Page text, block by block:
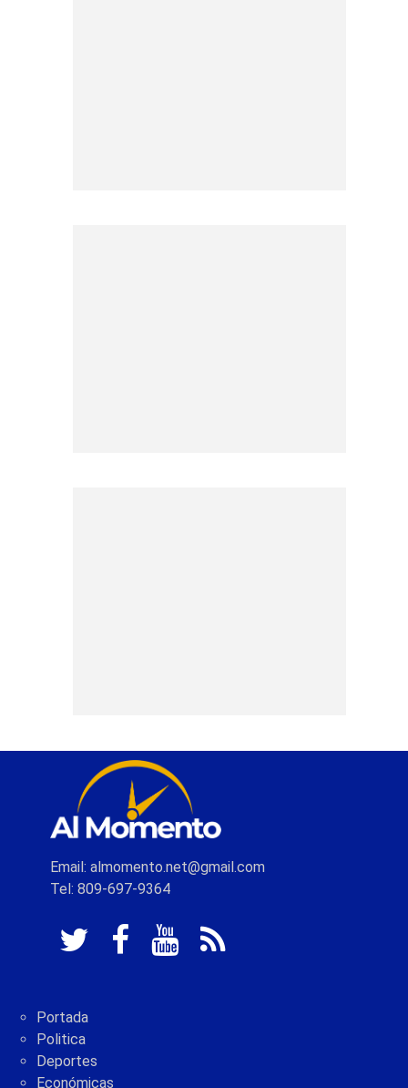
Email: almomento.net@gmail.com
Tel: 809-697-9364
Portada
Politica
Deportes
Económicas